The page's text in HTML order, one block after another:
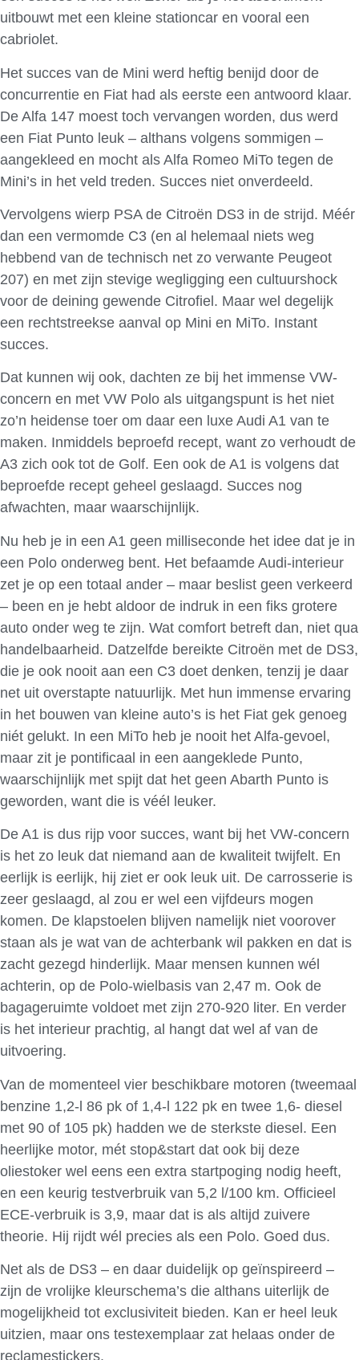
uitbouwt met een kleine stationcar en vooral een
cabriolet.
Het succes van de Mini werd heftig benijd door de
concurrentie en Fiat had als eerste een antwoord klaar.
De Alfa 147 moest toch vervangen worden, dus werd
een Fiat Punto leuk – althans volgens sommigen –
aangekleed en mocht als Alfa Romeo MiTo tegen de
Mini’s in het veld treden. Succes niet onverdeeld.
Vervolgens wierp PSA de Citroën DS3 in de strijd. Méér
dan een vermomde C3 (en al helemaal niets weg
hebbend van de technisch net zo verwante Peugeot
207) en met zijn stevige wegligging een cultuurshock
voor de deining gewende Citrofiel. Maar wel degelijk
een rechtstreekse aanval op Mini en MiTo. Instant
succes.
Dat kunnen wij ook, dachten ze bij het immense VW-
concern en met VW Polo als uitgangspunt is het niet
zo’n heidense toer om daar een luxe Audi A1 van te
maken. Inmiddels beproefd recept, want zo verhoudt de
A3 zich ook tot de Golf. Een ook de A1 is volgens dat
beproefde recept geheel geslaagd. Succes nog
afwachten, maar waarschijnlijk.
Nu heb je in een A1 geen milliseconde het idee dat je in
een Polo onderweg bent. Het befaamde Audi-interieur
zet je op een totaal ander – maar beslist geen verkeerd
– been en je hebt aldoor de indruk in een fiks grotere
auto onder weg te zijn. Wat comfort betreft dan, niet qua
handelbaarheid. Datzelfde bereikte Citroën met de DS3,
die je ook nooit aan een C3 doet denken, tenzij je daar
net uit overstapte natuurlijk. Met hun immense ervaring
in het bouwen van kleine auto’s is het Fiat gek genoeg
niét gelukt. In een MiTo heb je nooit het Alfa-gevoel,
maar zit je pontificaal in een aangeklede Punto,
waarschijnlijk met spijt dat het geen Abarth Punto is
geworden, want die is véél leuker.
De A1 is dus rijp voor succes, want bij het VW-concern
is het zo leuk dat niemand aan de kwaliteit twijfelt. En
eerlijk is eerlijk, hij ziet er ook leuk uit. De carrosserie is
zeer geslaagd, al zou er wel een vijfdeurs mogen
komen. De klapstoelen blijven namelijk niet voorover
staan als je wat van de achterbank wil pakken en dat is
zacht gezegd hinderlijk. Maar mensen kunnen wél
achterin, op de Polo-wielbasis van 2,47 m. Ook de
bagageruimte voldoet met zijn 270-920 liter. En verder
is het interieur prachtig, al hangt dat wel af van de
uitvoering.
Van de momenteel vier beschikbare motoren (tweemaal
benzine 1,2-l 86 pk of 1,4-l 122 pk en twee 1,6- diesel
met 90 of 105 pk) hadden we de sterkste diesel. Een
heerlijke motor, mét stop&start dat ook bij deze
oliestoker wel eens een extra startpoging nodig heeft,
en een keurig testverbruik van 5,2 l/100 km. Officieel
ECE-verbruik is 3,9, maar dat is als altijd zuivere
theorie. Hij rijdt wél precies als een Polo. Goed dus.
Net als de DS3 – en daar duidelijk op geïnspireerd –
zijn de vrolijke kleurschema’s die althans uiterlijk de
mogelijkheid tot exclusiviteit bieden. Kan er heel leuk
uitzien, maar ons testexemplaar zat helaas onder de
reclamestickers.